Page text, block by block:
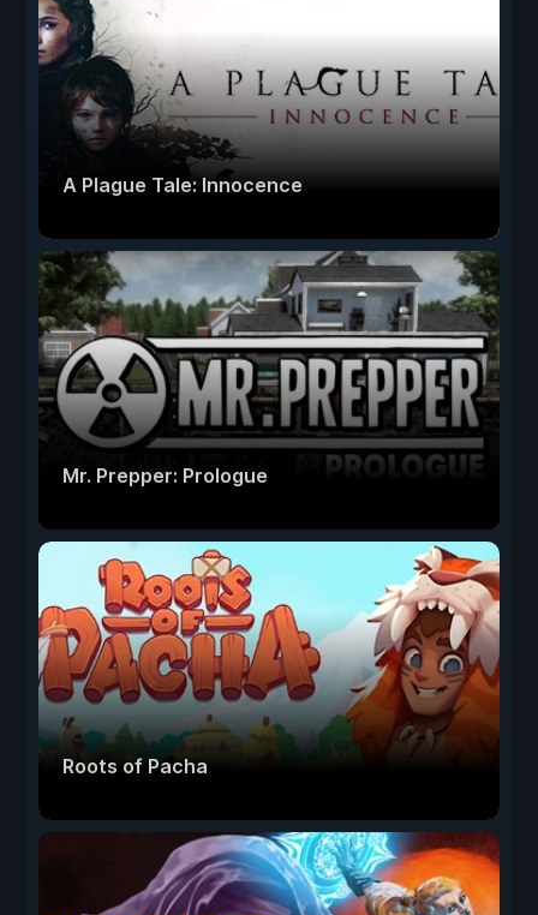
A Plague Tale: Innocence
Mr. Prepper: Prologue
Roots of Pacha